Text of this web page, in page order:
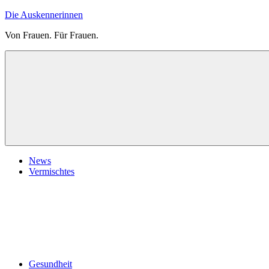
Zum
springen
Die Auskennerinnen
Von Frauen. Für Frauen.
News
Vermischtes
Gesundheit